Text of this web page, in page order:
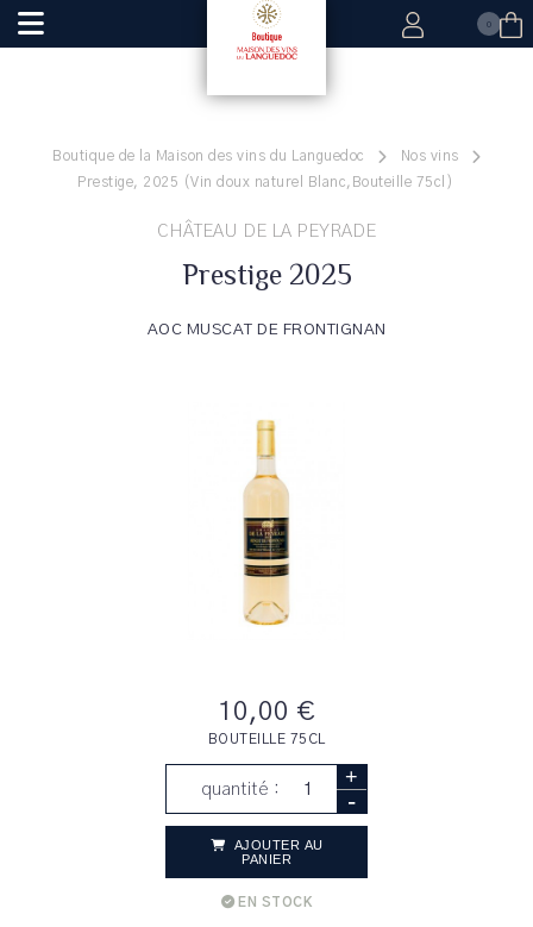
0
Boutique de la Maison des vins du Languedoc
Nos vins
Prestige, 2025 (Vin doux naturel Blanc,Bouteille 75cl)
CHÂTEAU DE LA PEYRADE
Prestige 2025
AOC MUSCAT DE FRONTIGNAN
10,00 €
BOUTEILLE 75CL
quantité : +
-
AJOUTER AU
PANIER
EN STOCK